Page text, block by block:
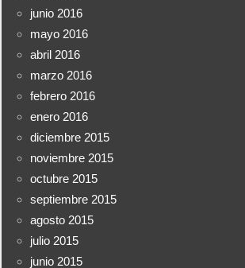
junio 2016
mayo 2016
abril 2016
marzo 2016
febrero 2016
enero 2016
diciembre 2015
noviembre 2015
octubre 2015
septiembre 2015
agosto 2015
julio 2015
junio 2015